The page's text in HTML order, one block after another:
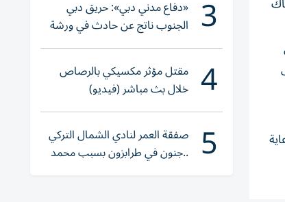
3 «دفاع مدني دبي»: حريق دبي
الجنوب ناتج عن حادث في ورشة
ولا إصابات
4 مقتل مؤثر مكسيكي بالرصاص
خلال بث مباشر (فيديو)
5 صفقة العمر لنادي الشمال التركي
..جنون في طرابزون بسبب محمد